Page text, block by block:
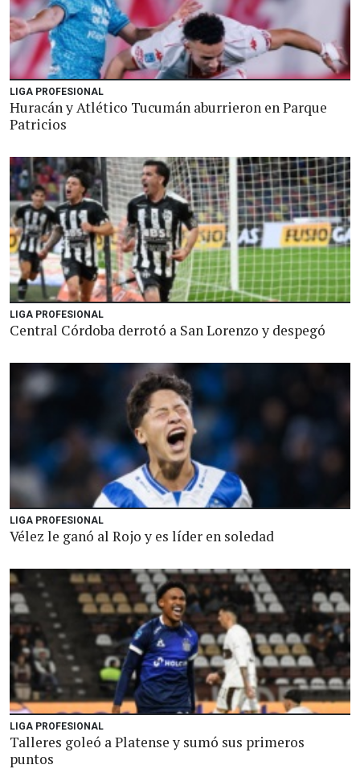
LIGA PROFESIONAL
Huracán y Atlético Tucumán aburrieron en Parque
Patricios
LIGA PROFESIONAL
Central Córdoba derrotó a San Lorenzo y despegó
LIGA PROFESIONAL
Vélez le ganó al Rojo y es líder en soledad
LIGA PROFESIONAL
Talleres goleó a Platense y sumó sus primeros
puntos